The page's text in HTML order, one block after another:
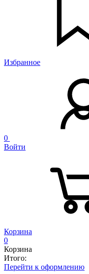
Избранное
0
Войти
Корзина
0
Корзина
Итого:
Перейти к оформлению